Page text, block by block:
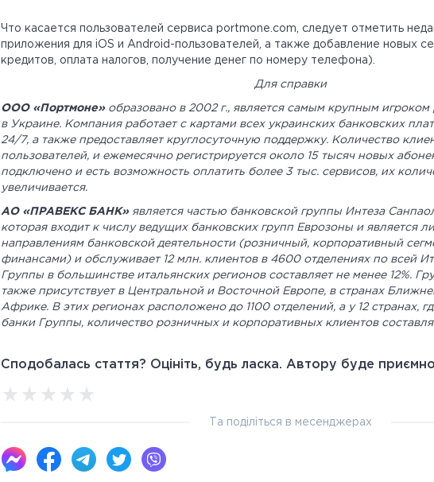
Что касается пользователей сервиса portmone.com, следует отметить
приложения для iOS и Android-пользователей, а также добавление новых
кредитов, оплата налогов, получение денег по номеру телефона).
Для справки
ООО «Портмоне»образовано в 2002 г., является самым крупным
в Украине. Компания работает с картами всех украинских банковских
24/7, а также предоставляет круглосуточную поддержку. Количество
пользователей, и ежемесячно регистрируется около 15 тысяч новых
подключено и есть возможность оплатить более 3 тыс. сервисов, их
увеличивается.
АО «ПРАВЕКС БАНК»является частью банковской группы Интеза
которая входит к числу ведущих банковских групп Еврозоны и является
направлениям банковской деятельности (розничный, корпоративный
финансами) и обслуживает 12 млн. клиентов в 4600 отделениях по всей
Группы в большинстве итальянских регионов составляет не менее 12%.
также присутствует в Центральной и Восточной Европе, в странах
Африке. В этих регионах расположено до 1100 отделений, а у 12 странах,
банки Группы, количество розничных и корпоративных клиентов
Сподобалась стаття? Оцініть, будь ласка. Автору буде
Та поділіться в месенджерах